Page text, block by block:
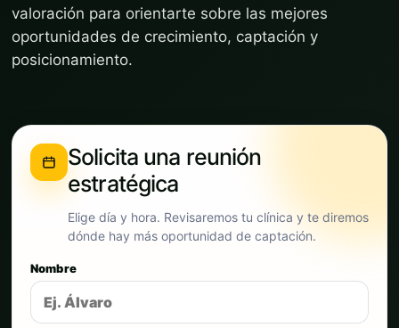
valoración para orientarte sobre las mejores
oportunidades de crecimiento, captación y
posicionamiento.
Solicita una reunión
estratégica
Elige día y hora. Revisaremos tu clínica y te diremos
dónde hay más oportunidad de captación.
Nombre